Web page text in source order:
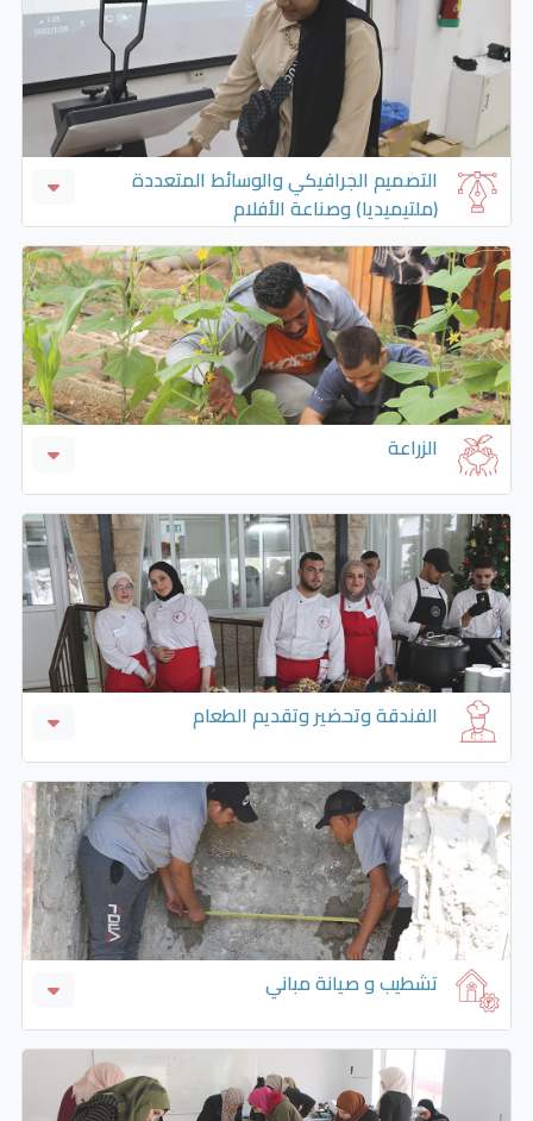
السكرتاريا التخصصية (سكرتاريا طبية *، سكرتاريا
سياحية * ،سكرتاريا قانونية *، سكرتاريا مهنية *)
التصميم الجرافيكي والوسائط المتعددة
(ملتيميديا) وصناعة الأفلام
التصميم الجرافيكي
التصوير وانتاج الأفلام الوثائقية
الزراعة
الزراعة
الفندقة وتحضير وتقديم الطعام
ادراة الفنادق
تحضير وتقديم الطعام
تشطيب و صيانة مباني
التصميم الداخلي
صيانة المباني